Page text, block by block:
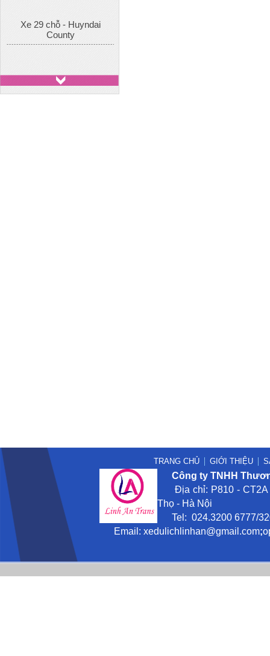
TRANG CHỦ GIỚI THIỆU
Công ty TNHH
Địa chỉ: P810 - CT2A
Thọ - Hà Nội
Tel: 024.3200 6777/
Email: xedulichlinhan@gmail .com;